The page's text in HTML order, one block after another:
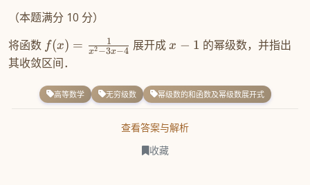
（本题满分 10 分）
将函数 f(x) = x2−3x−4
1 展开成x − 1 的幂级数，并指出
其收敛区间．
高等数学 无穷级数 幂级数的和函数及幂级数展开式
查看答案与解析
收藏